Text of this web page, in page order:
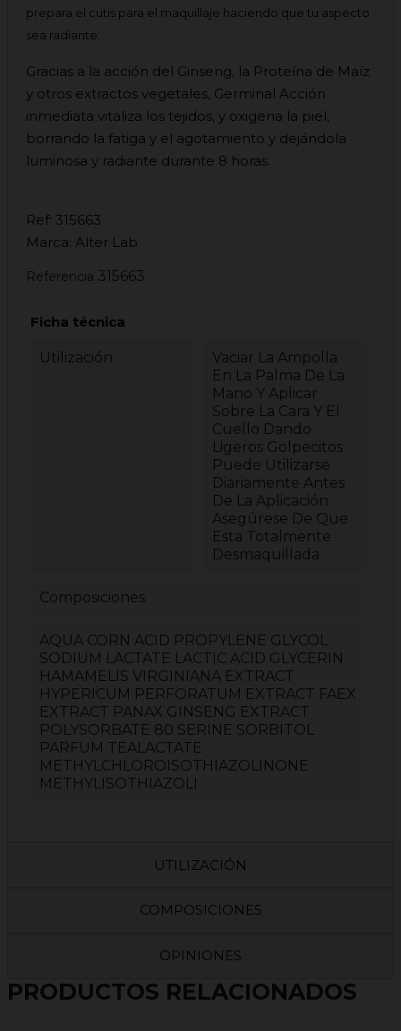
prepara el cutis para el maquillaje haciendo que tu aspecto
sea radiante.
Gracias a la acción del Ginseng, la Proteína de Maíz
y otros extractos vegetales, Germinal Acción
inmediata vitaliza los tejidos, y oxigena la piel,
borrando la fatiga y el agotamiento y dejándola
luminosa y radiante durante 8 horas.
Ref: 315663
Marca: Alter Lab
Referencia 315663
Ficha técnica
Utilización
Vaciar La Ampolla
En La Palma De La
Mano Y Aplicar
Sobre La Cara Y El
Cuello Dando
Ligeros Golpecitos
Puede Utilizarse
Diariamente Antes
De La Aplicación
Asegúrese De Que
Esta Totalmente
Desmaquillada
Composiciones
AQUA CORN ACID PROPYLENE GLYCOL
SODIUM LACTATE LACTIC ACID GLYCERIN
HAMAMELIS VIRGINIANA EXTRACT
HYPERICUM PERFORATUM EXTRACT FAEX
EXTRACT PANAX GINSENG EXTRACT
POLYSORBATE 80 SERINE SORBITOL
PARFUM TEALACTATE
METHYLCHLOROISOTHIAZOLINONE
METHYLISOTHIAZOLI
UTILIZACIÓN
COMPOSICIONES
OPINIONES
PRODUCTOS RELACIONADOS